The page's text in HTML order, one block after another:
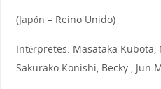
(Japón – Reino Unido)
Intérpretes: Masataka Kubota,
Sakurako Konishi, Becky , Jun